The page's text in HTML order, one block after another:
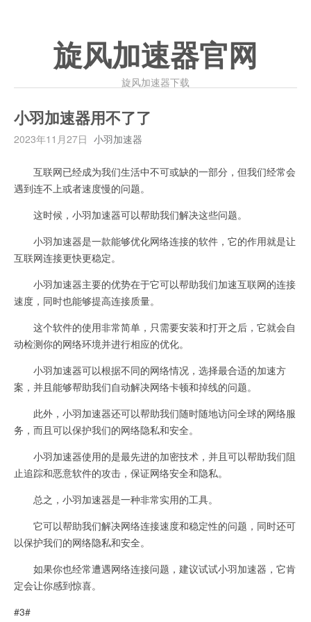
旋风加速器官网
旋风加速器下载
小羽加速器用不了了
2023年11月27日 小羽加速器
互联网已经成为我们生活中不可或缺的一部分，但我们经常会
遇到连不上或者速度慢的问题。
这时候，小羽加速器可以帮助我们解决这些问题。
小羽加速器是一款能够优化网络连接的软件，它的作用就是让
互联网连接更快更稳定。
小羽加速器主要的优势在于它可以帮助我们加速互联网的连接
速度，同时也能够提高连接质量。
这个软件的使用非常简单，只需要安装和打开之后，它就会自
动检测你的网络环境并进行相应的优化。
小羽加速器可以根据不同的网络情况，选择最合适的加速方
案，并且能够帮助我们自动解决网络卡顿和掉线的问题。
此外，小羽加速器还可以帮助我们随时随地访问全球的网络服
务，而且可以保护我们的网络隐私和安全。
小羽加速器使用的是最先进的加密技术，并且可以帮助我们阻
止追踪和恶意软件的攻击，保证网络安全和隐私。
总之，小羽加速器是一种非常实用的工具。
它可以帮助我们解决网络连接速度和稳定性的问题，同时还可
以保护我们的网络隐私和安全。
如果你也经常遭遇网络连接问题，建议试试小羽加速器，它肯
定会让你感到惊喜。
#3#